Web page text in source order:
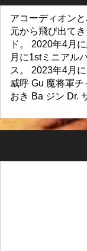
アコーディオン
元から飛び出て
ド。 2020年4月
月に1stミニアル
ス。 2023年4月
威呼 Gu 魔将軍
おき Ba ジン Dr.